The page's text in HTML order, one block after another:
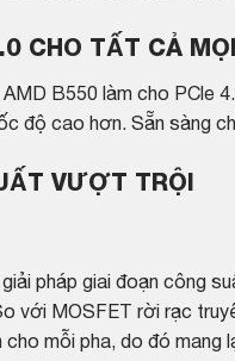
CHO TẤT CẢ
AMD B550 làm cho PCle
độ cao hơn. Sẵn sàng
VƯỢT TRỘI
giải pháp giai đoạn công
với MOSFET rời rạc
cho mỗi pha, do đó